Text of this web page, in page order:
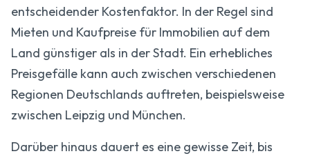
entscheidender Kostenfaktor. In der Regel sind
Mieten und Kaufpreise für Immobilien auf dem
Land günstiger als in der Stadt. Ein erhebliches
Preisgefälle kann auch zwischen verschiedenen
Regionen Deutschlands auftreten, beispielsweise
zwischen Leipzig und München.
Darüber hinaus dauert es eine gewisse Zeit, bis